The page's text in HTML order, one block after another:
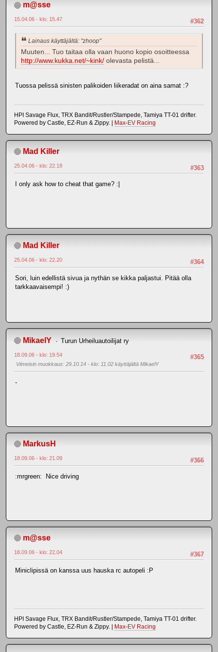
m@sse
#362
15.04.06 - klo: 15.47
Lainaus käyttäjältä: "zhoop"
Muuten... Tuo taitaa olla vaan huono kopio osoitteessa
http://www.kukka.net/~kink/ olevasta pelistä...
Tuossa pelissä sinisten palikoiden liikeradat on aina samat :?
HPI Savage Flux, TRX Bandit/Rustler/Stampede, Tamiya TT-01 drifter.
Powered by Castle, EZ-Run & Zippy. | Max-EV Racing
Mad Killer
#363
25.04.06 - klo: 22.18
I only ask how to cheat that game? :|
Mad Killer
#364
25.04.06 - klo: 22.20
Sori, luin edellistä sivua ja nythän se kikka paljastui. Pitää olla
tarkkaavaisempi! :)
MikaelY Turun Urheiluautoilijat ry
#365
18.09.06 - klo: 19.54
Viimeisin muokkaus: 29.10.14 - klo: 11.02 käyttäjältä MikaelY
-
MarkusH
#366
18.09.06 - klo: 21.09
:mrgreen: Nice driving
m@sse
#367
18.09.06 - klo: 22.04
Miniclipissä on kanssa uus hauska rc autopeli :P
HPI Savage Flux, TRX Bandit/Rustler/Stampede, Tamiya TT-01 drifter.
Powered by Castle, EZ-Run & Zippy. | Max-EV Racing